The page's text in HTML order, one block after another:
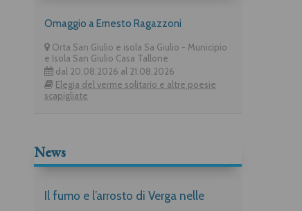
Omaggio a Ernesto Ragazzoni
Orta San Giulio e isola Sa Giulio - Municipio
e Isola San Giulio Casa Tallone
dal 20.08.2026 al 21.08.2026
Elegia del verme solitario e altre poesie
scapigliate
News
Il fumo e l’arrosto di Verga nelle